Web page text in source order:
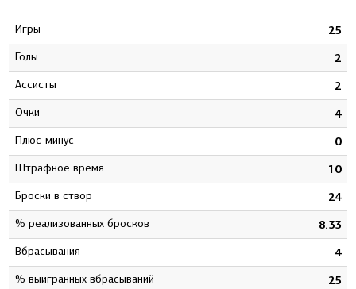
Игры 25
Голы 2
Ассисты 2
Очки 4
Плюс-минус 0
штрафное время 10
Броски в створ 24
% реализованных бросков 8.33
Вбрасывания 4
% выигранных вбрасываний 25